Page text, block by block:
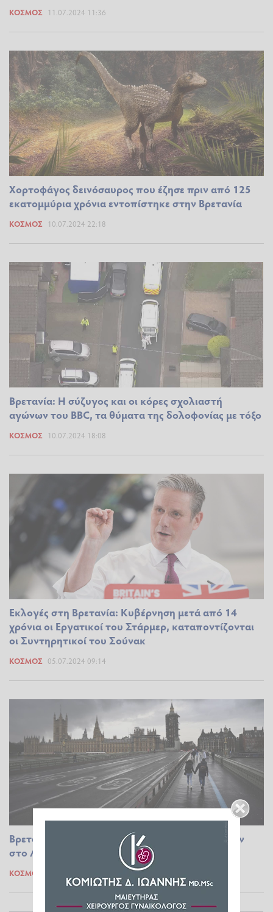
ΚΌΣΜΟΣ 11.07.2024 11:36
Χορτοφάγος δεινόσαυρος που έζησε πριν από 125
εκατομμύρια χρόνια εντοπίστηκε στην Βρετανία
ΚΌΣΜΟΣ 10.07.2024 22:18
Βρετανία: Η σύζυγος και οι κόρες σχολιαστή
αγώνων του BBC, τα θύματα της δολοφονίας με τόξο
ΚΌΣΜΟΣ 10.07.2024 18:08
Εκλογές στη Βρετανία: Κυβέρνηση μετά από 14
χρόνια οι Εργατικοί του Στάρμερ, καταποντίζονται
οι Συντηρητικοί του Σούνακ
ΚΌΣΜΟΣ 05.07.2024 09:14
Βρετανία: Σε ύψος ρεκόρ ο αριθμός των άστεγων
στο Λονδίνο
ΚΌΣΜΟΣ